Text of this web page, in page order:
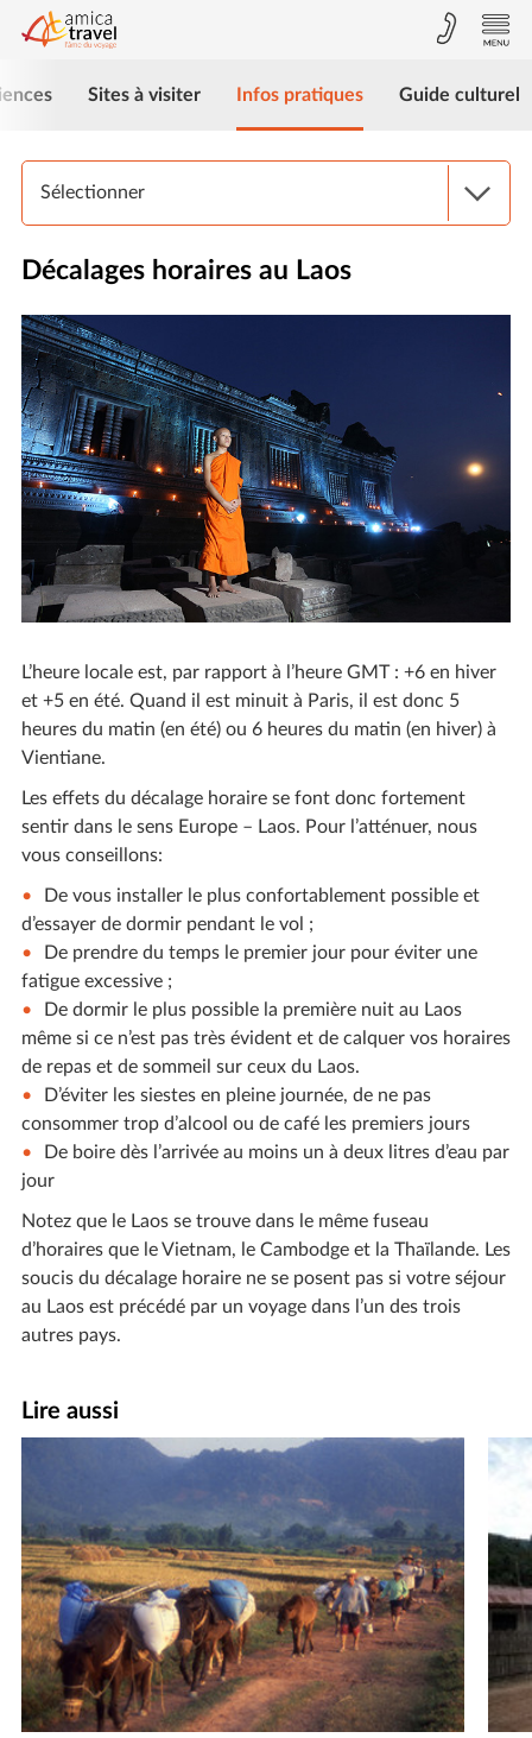
Sites à visiter Infos pratiques Guide culturel
Sélectionner
Décalages horaires au Laos
L’heure locale est, par rapport à l’heure GMT : +6 en hiver
et +5 en été. Quand il est minuit à Paris, il est donc 5
heures du matin (en été) ou 6 heures du matin (en hiver) à
Vientiane.
Les effets du décalage horaire se font donc fortement
sentir dans le sens Europe – Laos. Pour l’atténuer, nous
vous conseillons:
De vous installer le plus confortablement possible et
d’essayer de dormir pendant le vol ;
De prendre du temps le premier jour pour éviter une
fatigue excessive ;
De dormir le plus possible la première nuit au Laos
même si ce n’est pas très évident et de calquer vos horaires
de repas et de sommeil sur ceux du Laos.
D’éviter les siestes en pleine journée, de ne pas
consommer trop d’alcool ou de café les premiers jours
De boire dès l’arrivée au moins un à deux litres d’eau par
jour
Notez que le Laos se trouve dans le même fuseau
d’horaires que le Vietnam, le Cambodge et la Thaïlande. Les
soucis du décalage horaire ne se posent pas si votre séjour
au Laos est précédé par un voyage dans l’un des trois
autres pays.
Lire aussi